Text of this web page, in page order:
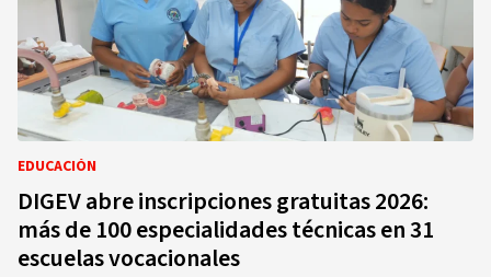
EDUCACIÓN
DIGEV abre inscripciones gratuitas 2026:
más de 100 especialidades técnicas en 31
escuelas vocacionales